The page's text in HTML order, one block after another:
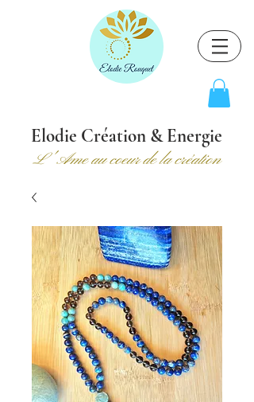
Elodie Création & Energie
L' Ame au coeur de la création